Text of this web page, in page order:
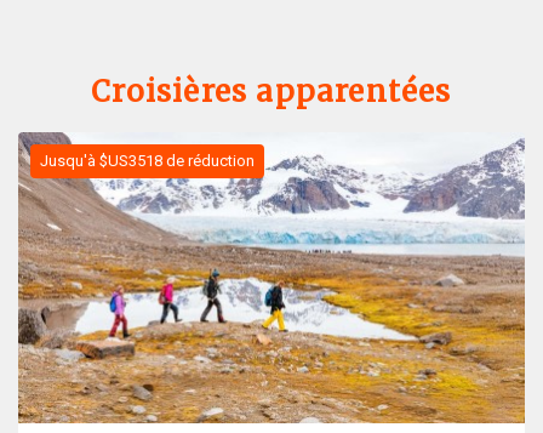
Croisières apparentées
Jusqu'à $US3518 de réduction